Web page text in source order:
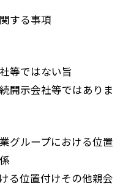
する事項
等ではない旨
開示会社等ではありま
グループにおける位置
る位置付けその他親会